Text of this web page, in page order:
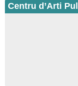
Centru d’Arti